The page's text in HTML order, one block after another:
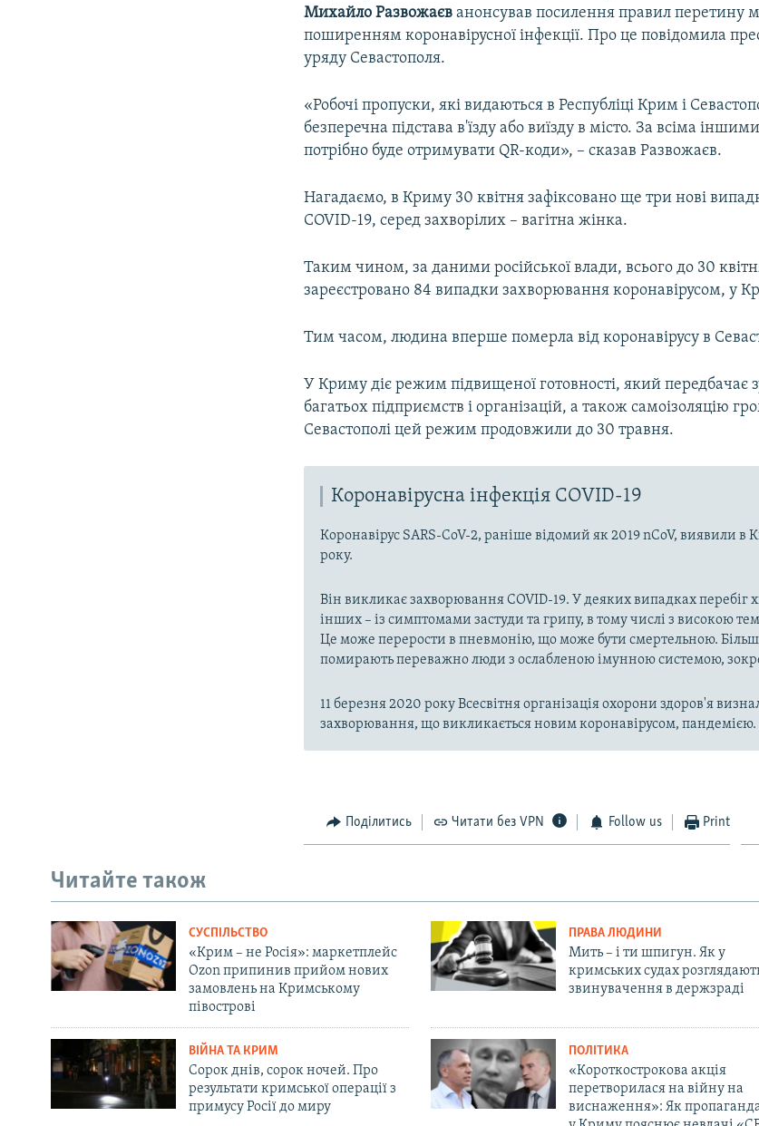
Михайло Развожаєв анонсував посилення правил перетину
поширенням коронавірусної інфекції. Про це повідомила
уряду Севастополя.
«Робочі пропуски, які видаються в Республіці Крим і
безперечна підстава в'їзду або виїзду в місто. За всіма
потрібно буде отримувати QR-коди», – сказав Развожаєв.
Нагадаємо, в Криму 30 квітня зафіксовано ще три нові
COVID-19, серед захворілих – вагітна жінка.
Таким чином, за даними російської влади, всього до 30
зареєстровано 84 випадки захворювання коронавірусом, у
Тим часом, людина вперше померла від коронавірусу в
У Криму діє режим підвищеної готовності, який передбачає
багатьох підприємств і організацій, а також самоізоляцію
Севастополі цей режим продовжили до 30 травня.
Коронавірусна інфекція COVID-19
Коронавірус SARS-CoV-2, раніше відомий як 2019 nCoV, виявили в
року.
Він викликає захворювання COVID-19. У деяких випадках перебіг
інших – із симптомами застуди та грипу, в тому числі з високою
Це може перерости в пневмонію, що може бути смертельною.
помирають переважно люди з ослабленою імунною системою,
11 березня 2020 року Всесвітня організація охорони здоров'я
захворювання, що викликається новим коронавірусом, пандемією.
Поділитись Читати без VPN Follow us Print
Читайте також
СУСПІЛЬСТВО
«Крим – не Росія»: маркетплейс
Ozon припинив прийом нових
замовлень на Кримському
півострові
ПРАВА ЛЮДИНИ
Мить – і ти шпигун. Як у
кримських судах
звинувачення в держзраді
ВІЙНА ТА КРИМ
Сорок днів, сорок ночей. Про
результати кримської операції з
примусу Росії до миру
ПОЛІТИКА
«Короткострокова акція
перетворилася на війну на
виснаження»: Як